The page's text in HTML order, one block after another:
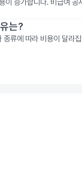
증가합니다. 비급여
는?
류에 따라 비용이 달라